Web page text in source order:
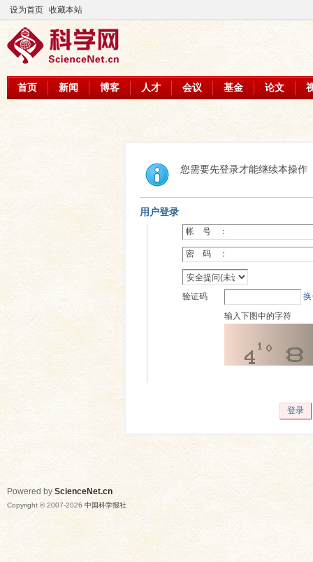
设为首页 收藏本站
首页 新闻 博客 人才 会议 基金 论文
您需要先登录才能继续本操作
用户登录
帐 号 ：
密 码 ：
验证码
输入下图中的字符
登录
Powered by ScienceNet.cn
Copyright © 2007-2026 中国科学报社